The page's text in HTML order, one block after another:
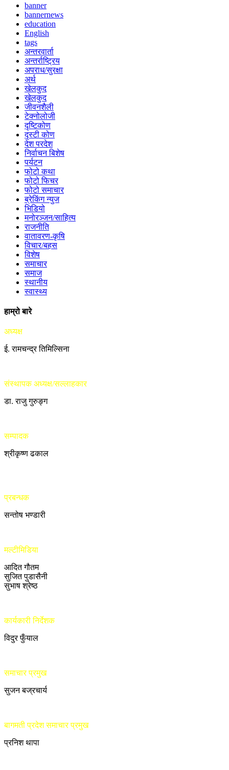
banner
bannernews
education
English
tags
अन्तरवार्ता
अन्तर्राष्ट्रिय
अपराध/सुरक्षा
अर्थ
खेलकुद
खेलकुद
जीवनशैली
टेक्नोलोजी
दृष्टिकोण
दृस्टी कोण
देश परदेश
निर्वाचन बिशेष
पर्यटन
फोटो कथा
फोटो फिचर
फोटो समाचार
ब्रेकिंग न्युज
भिडियो
मनोरञ्जन/साहित्य
राजनीति
वातावरण-कृषि
विचार/बहस
विशेष
समाचार
समाज
स्थानीय
स्वास्थ्य
हाम्रो बारे
अध्यक्ष
ई. रामचन्द्र तिमिल्सिना
संस्थापक अध्यक्ष/सल्लाहकार
डा. राजु गुरुङ्ग
सम्पादक
श्रीकृष्ण ढकाल
प्रबन्धक
सन्तोष भण्डारी
मल्टीमिडिया
आदित गौतम
सुजित पुडासैनी
सुभाष श्रेष्ठ
कार्यकारी निर्देशक
विदुर फुँयाल
समाचार प्रमुख
सुजन बज्रचार्य
बागमती प्रदेश समाचार प्रमुख
प्रनिश थापा